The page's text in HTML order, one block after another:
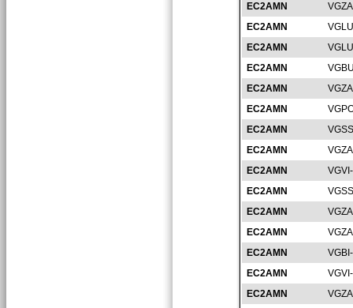
EC2AMN
EC2AMN
EC2AMN
EC2AMN
EC2AMN
EC2AMN
EC2AMN
EC2AMN
EC2AMN
EC2AMN
EC2AMN
EC2AMN
EC2AMN
EC2AMN
EC2AMN